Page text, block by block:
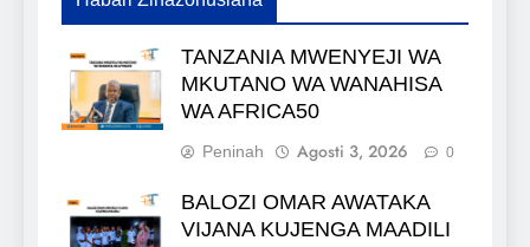
TANZANIA MWENYEJI WA
MKUTANO WA WANAHISA
WA AFRICA50
Peninah Agosti 3, 2026 0
BALOZI OMAR AWATAKA
VIJANA KUJENGA MAADILI